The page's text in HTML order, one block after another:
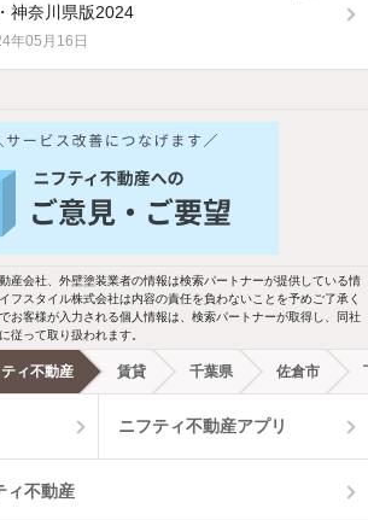
神奈川県版2024
年05月16日
絞り込んでいます！
2階以上
独立洗面台
都市ガス
オートロック
新着物件メール通知
件が見つかり次第、メ
新着メール通知を受け取る
産会社、外壁塗装業者の情報は検索パートナーが提供している情
フスタイル株式会社は内容の責任を負わないことを予めご了承く
お客様が入力される個人情報は、検索パートナーが取得し、同社
従って取り扱われます。
ィ不動産 賃貸 千葉県 佐倉市
ニフティ不動産アプリ
ィ不動産